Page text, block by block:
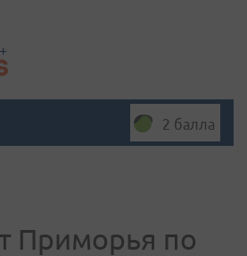
2 балла
Приморья по